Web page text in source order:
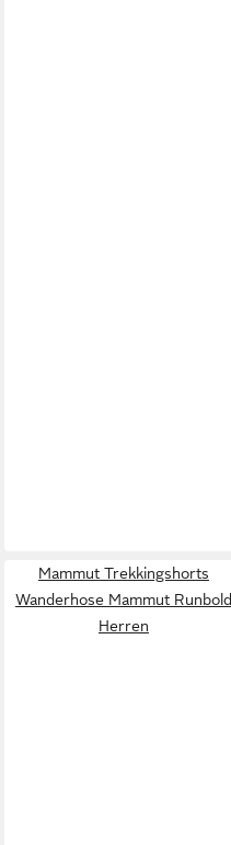
Mammut Trekkingshorts
Wanderhose Mammut Runbold
Herren